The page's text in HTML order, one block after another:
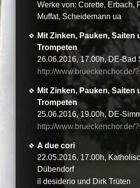
Werke von: Corette, Erbach,
Muffat, Scheidemann ua
Mit Zinken, Pauken, Saiten
Trompeten
26.06.2016, 17.00h, DE-Bad
http://www.brueckenchor.de/
Mit Zinken, Pauken, Saiten
Trompeten
25.06.2016, 19.00h, DE-
http://www.brueckenchor.de/
A due cori
22.05.2016, 17.00h,
Dübendorf
il desiderio und Dirk Trüten